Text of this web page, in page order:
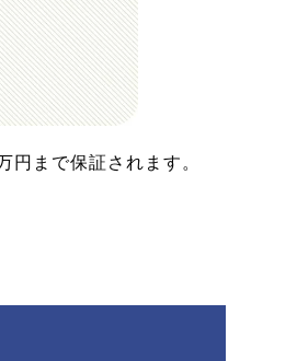
まで保証されます。